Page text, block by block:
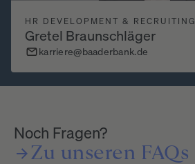
HR DEVELOPMENT & RECRUITING
Gretel Braunschläger
karriere@baaderbank.de
Noch Fragen?
Zu unseren FAQs